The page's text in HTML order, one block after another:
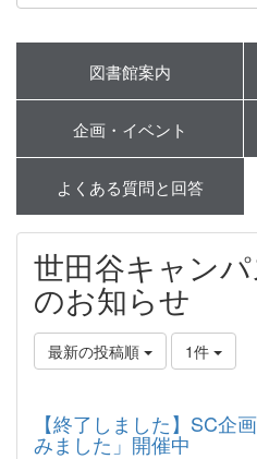
図書館案内
企画・イベント
よくある質問と回答
世田谷キャン
のお知らせ
最新の投稿順 1件
【終了しました】SC企
みました」開催中